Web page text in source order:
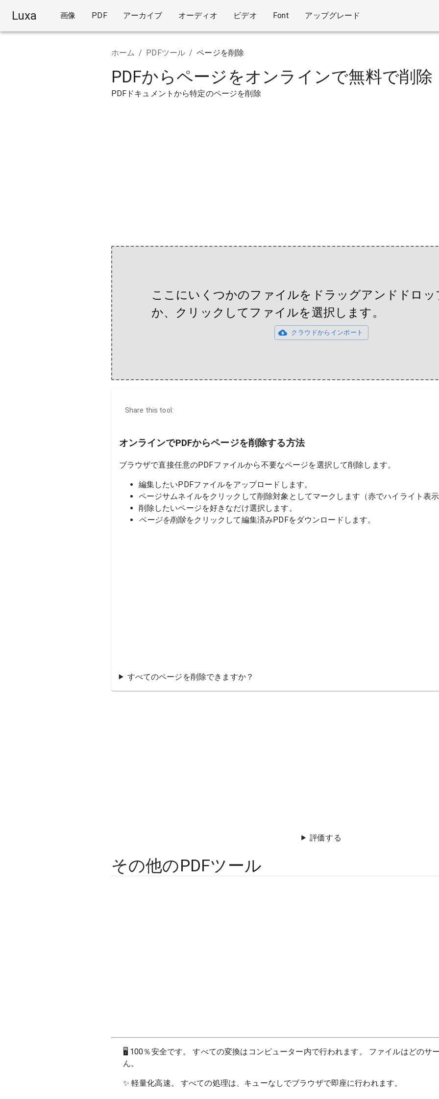
Luxa 画像 PDF アーカイブ オーディオ ビデオ Font アップグレード
ホーム / PDFツール / ページを削除
PDFからページをオンラインで無料で削除
PDFドキュメントから特定のページを削除
ここにいくつかのファイルをドラッグアンドドロッ
か、クリックしてファイルを選択します。
クラウドからインポート
Share this tool:
オンラインでPDFからページを削除する方法
ブラウザで直接任意のPDFファイルから不要なページを選択して削除します。
編集したいPDFファイルをアップロードします。
ページサムネイルをクリックして削除対象としてマークします（赤でハイライト表
削除したいページを好きなだけ選択します。
ページを削除をクリックして編集済みPDFをダウンロードします。
すべてのページを削除できますか？
評価する
その他のPDFツール
🖥 100％安全です。 すべての変換はコンピューター内で行われます。 ファイルはどのサ
ん。
✨ 軽量化高速。 すべての処理は、キューなしでブラウザで即座に行われます。